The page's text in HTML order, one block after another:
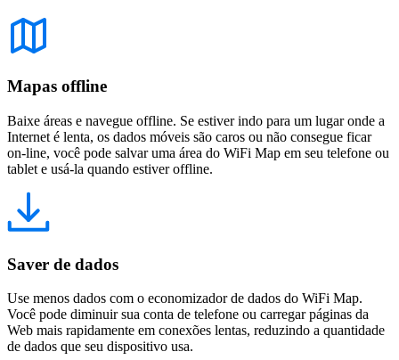
Mapas offline
Baixe áreas e navegue offline. Se estiver indo para um lugar onde a
Internet é lenta, os dados móveis são caros ou não consegue ficar
on-line, você pode salvar uma área do WiFi Map em seu telefone ou
tablet e usá-la quando estiver offline.
Saver de dados
Use menos dados com o economizador de dados do WiFi Map.
Você pode diminuir sua conta de telefone ou carregar páginas da
Web mais rapidamente em conexões lentas, reduzindo a quantidade
de dados que seu dispositivo usa.